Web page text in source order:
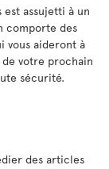
assujetti à un
comporte des
vous aideront à
votre prochain
sécurité.
des articles